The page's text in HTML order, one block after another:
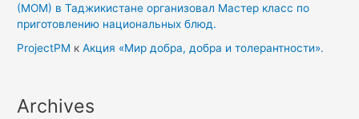
(МОМ) в Таджикистане организовал Мастер класс по
приготовлению национальных блюд.
ProjectPM кАкция «Мир добра, добра и толерантности».
Archives